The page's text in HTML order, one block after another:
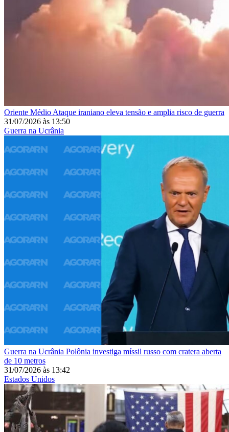
Oriente Médio Ataque iraniano eleva tensão e amplia risco de guerra
31/07/2026 às 13:50
Guerra na Ucrânia
Guerra na Ucrânia Polônia investiga míssil russo com cratera aberta
de 10 metros
31/07/2026 às 13:42
Estados Unidos